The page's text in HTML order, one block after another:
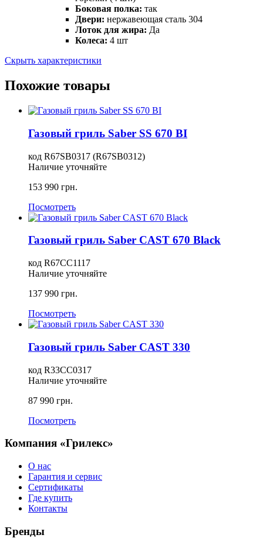
Боковая полка: так
Двери: нержавеющая сталь 304
Лоток для жира: Да
Колеса: 4 шт
Скрыть характеристики
Похожие товары
Газовый гриль Saber SS 670 BI
код R67SB0317 (R67SB0312)
Наличие уточняйте
153 990 грн.
Посмотреть
Газовый гриль Saber CAST 670 Black
код R67CС1117
Наличие уточняйте
137 990 грн.
Посмотреть
Газовый гриль Saber CAST 330
код R33CC0317
Наличие уточняйте
87 990 грн.
Посмотреть
Компания «Грилекс»
О нас
Гарантия и сервис
Сертификаты
Где купить
Контакты
Бренды